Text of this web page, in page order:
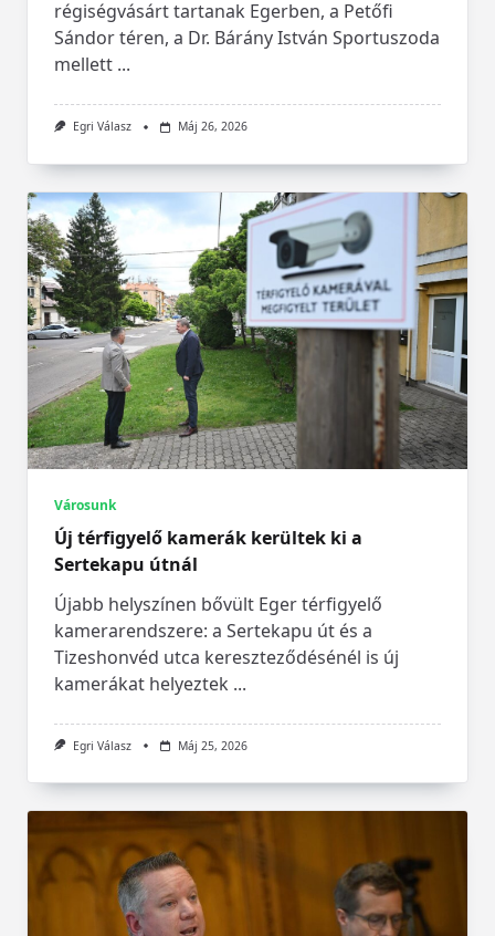
régiségvásárt tartanak Egerben, a Petőfi
Sándor téren, a Dr. Bárány István Sportuszoda
mellett ...
Egri Válasz Máj 26, 2026
Városunk
Új térfigyelő kamerák kerültek ki a
Sertekapu útnál
Újabb helyszínen bővült Eger térfigyelő
kamerarendszere: a Sertekapu út és a
Tizeshonvéd utca kereszteződésénél is új
kamerákat helyeztek ...
Egri Válasz Máj 25, 2026